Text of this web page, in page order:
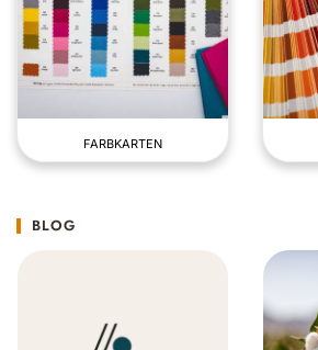
FARBKARTEN
BLOG